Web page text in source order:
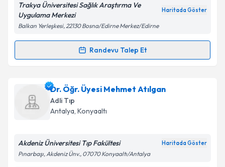
Kişisel verilerimin işlenmesine ilişkinAydınlatma
'ni okudum ve kişisel verilerimin belirtilen
kapsamda işlenmesini kabul ediyorum.
Takvim Talebini Gönder
Trakya Üniversitesi Sağlık Araştırma Ve
Uygulama Merkezi
Haritada Göster
Balkan Yerleşkesi, 22130 Bosna/Edirne Merkez/Edirne
Randevu Talep Et
Randevu Takvimi Talebi
Prof. Dr. Gürcan Altuniçin randevu takvimi talebi
oluşturun. Size bu uzmandan randevu almanız için bir
takvim hazırlandığında e-posta ile bilgilendireceğiz.
Dr. Öğr. Üyesi Mehmet Atılgan
Adli Tıp
Antalya, Konyaaltı
Akdeniz Üniversitesi Tıp Fakültesi Haritada Göster
Pınarbaşı, Akdeniz Ünv., 07070 Konyaaltı/Antalya